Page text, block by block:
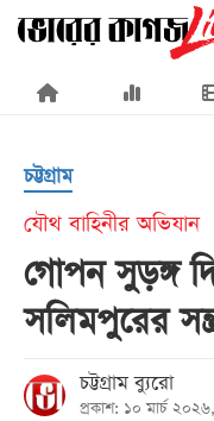
×
প্রচ্ছদ
জাতীয়
রাজনীতি
চট্টগ্রাম
যৌথ বাহিনীর অভিযান
গোপন সুড়ঙ্গ
সলিমপুরের
চট্টগ্রাম ব্যুরো
প্রকাশ: ১০ মার্চ